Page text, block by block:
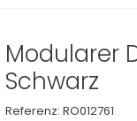
Modularer
Schwarz
Referenz: RO012761